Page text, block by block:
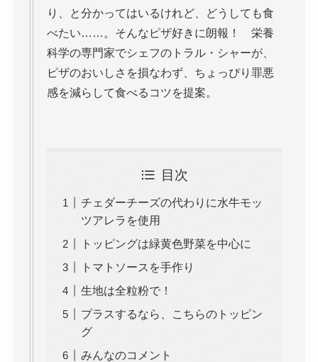
り、と分かってはいるけれど、どうしても食
べたい……。そんなピザ好きに朗報！ 栄養
科学の専門家でシェフのトラル・シャーが、
ピザのおいしさを損なわず、ちょっぴり罪悪
感を減らして食べるコツを提案。
目次
チェダーチーズの代わりに水牛モッ
ツアレラを使用
トッピングは緑黄色野菜を中心に
トマトソースを手作り
生地は全粒粉で！
プラスするなら、こちらのトッピン
グ
みんなのコメント